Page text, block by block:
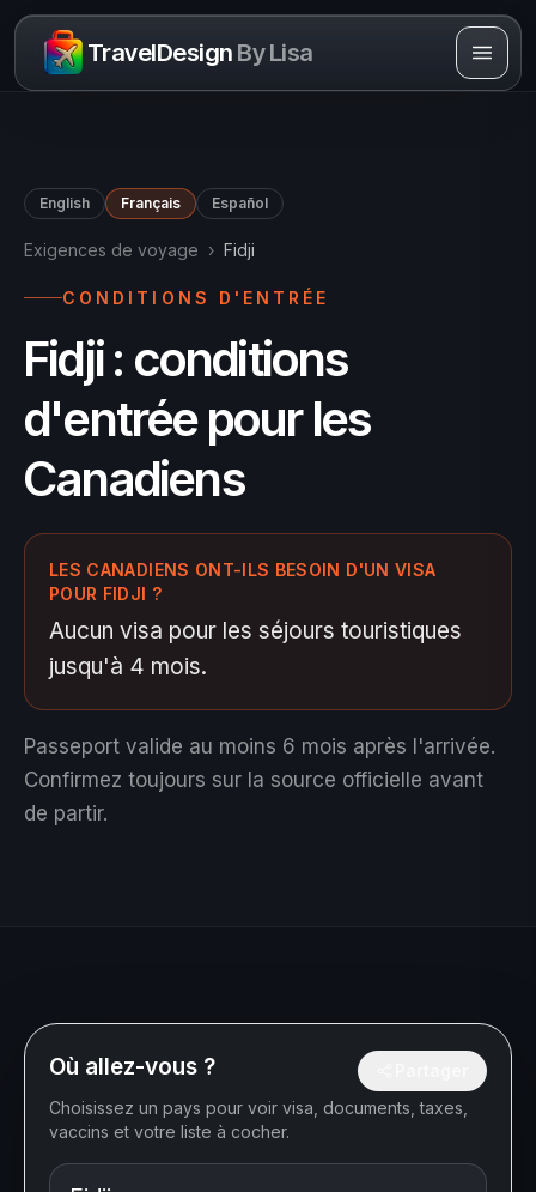
Skip to content
TravelDesign By Lisa
English Français Español
Exigences de voyage › Fidji
CONDITIONS D'ENTRÉE
Fidji : conditions
d'entrée pour les
Canadiens
LES CANADIENS ONT-ILS BESOIN D'UN VISA
POUR FIDJI ?
Aucun visa pour les séjours touristiques
jusqu'à 4 mois.
Passeport valide au moins 6 mois après l'arrivée.
Confirmez toujours sur la source officielle avant
de partir.
Où allez-vous ?
Choisissez un pays pour voir visa, documents, taxes,
vaccins et votre liste à cocher.